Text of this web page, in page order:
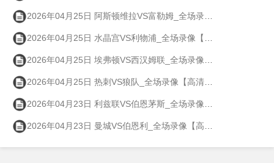
2026年04月25日 阿斯顿维拉VS富勒姆_全场录像【高清回放】
2026年04月25日 水晶宫VS利物浦_全场录像【高清回放】
2026年04月25日 埃弗顿VS西汉姆联_全场录像【高清回放】
2026年04月25日 热刺VS狼队_全场录像【高清回放】
2026年04月23日 利兹联VS伯恩茅斯_全场录像【高清回放】
2026年04月23日 曼城VS伯恩利_全场录像【高清回放】